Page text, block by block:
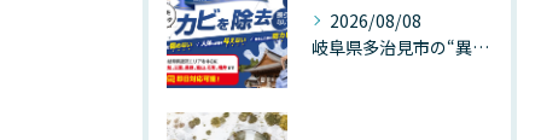
2026/08/08
岐阜県多治見市の“異常な高温”が建物内部を破壊する──深層カビが急増する危険な温度差の正体